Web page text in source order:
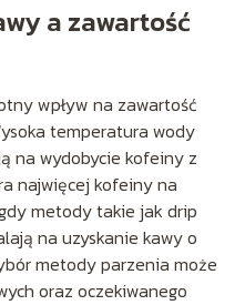
a zawartość
wpływ na zawartość
temperatura wody
na wydobycie kofeiny z
najwięcej kofeiny na
metody takie jak drip
na uzyskanie kawy o
metody parzenia może
oraz oczekiwanego